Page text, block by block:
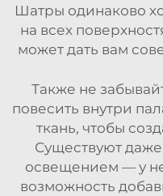
Шатры одинаково
на всех
может дать вам
Также не
повесить внутри
ткань, чтобы
Существуют
освещением — у
возможность